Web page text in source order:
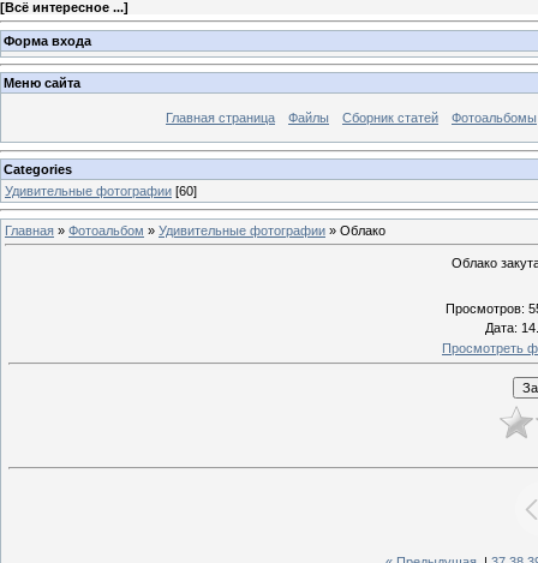
[Всё интересное ...]
Форма входа
Меню сайта
Главная страница Файлы Сборник статей Фотоальбомы
Categories
Удивительные фотографии [60]
Главная » Фотоальбом » Удивительные фотографии » Облако
Облако
Просмотров:
Дата:
Просмотреть